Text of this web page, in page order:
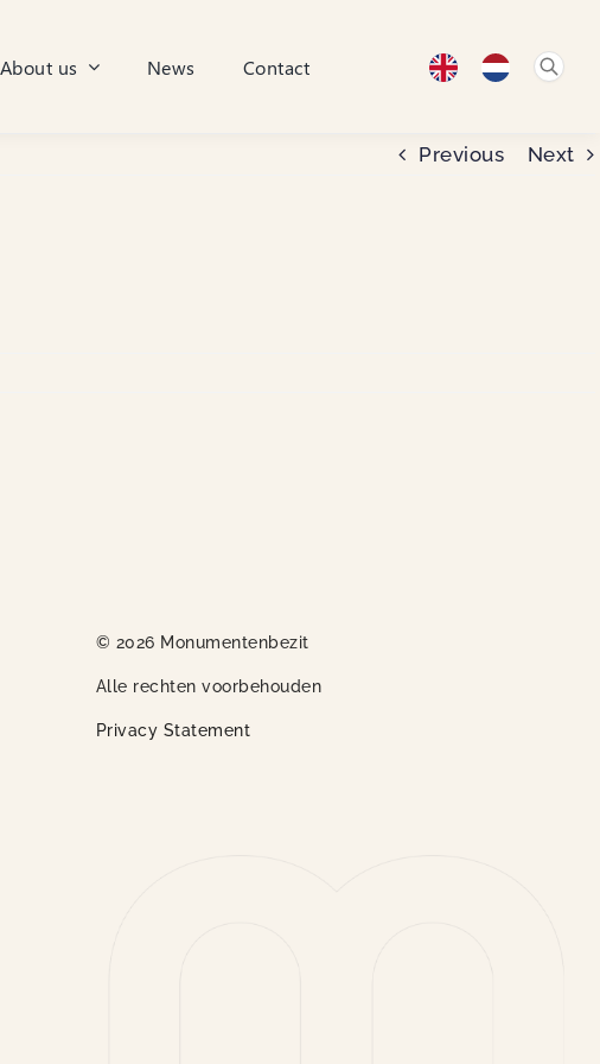
About us News Contact
Previous Next
© 2026 Monumentenbezit
Alle rechten voorbehouden
Privacy Statement